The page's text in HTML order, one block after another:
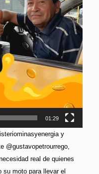
01:29
y
@gustavopetrourrego,
real de quienes
moto para llevar el